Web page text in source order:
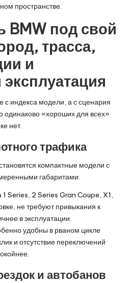
пространстве.
BMW под свой
трасса,
и
с индекса модели, а с сценария
одинаково «хороших для всех»
нет.
трафика
компактные модели с
габаритами.
Series, 2 Series Gran Coupe, X1,
не требуют привыкания к
в эксплуатации.
удобны в рваном цикле
и отсутствие переключений
и автобанов